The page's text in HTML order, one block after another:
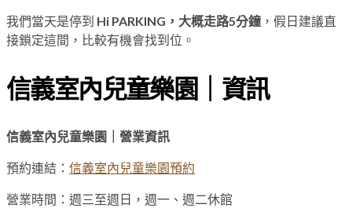
我們當天是停到 Hi PARKING，大概走路5分鐘，假日建議直
接鎖定這間，比較有機會找到位。
信義室內兒童樂園｜資訊
信義室內兒童樂園｜營業資訊
預約連結： 信義室內兒童樂園預約
營業時間：週三至週日，週一、週二休館